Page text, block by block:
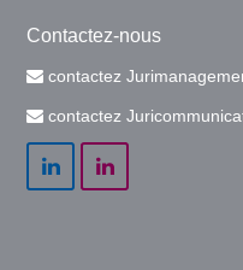
Contactez-nous
contactez
contactez
LinkedInLinkedIn